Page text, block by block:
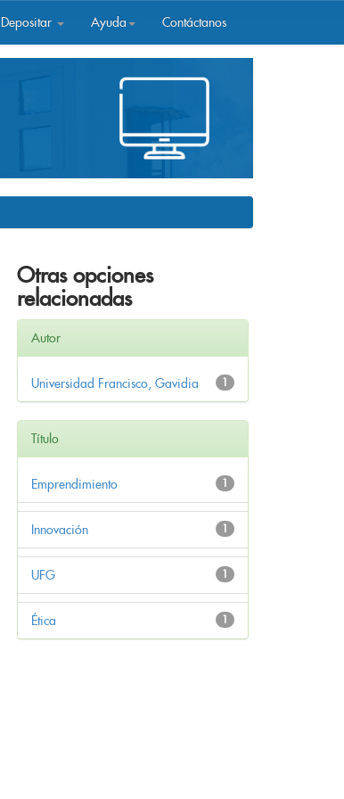
Depositar Ayuda Contáctanos
Otras opciones
relacionadas
Autor
1
Universidad Francisco, Gavidia
Título
1
Emprendimiento
1
Innovación
1
UFG
1
Ética